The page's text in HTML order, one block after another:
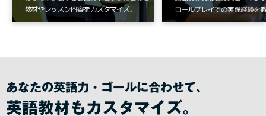
あなたの英語力・ゴールに合わせて、
英語教材もカスタマイズ。